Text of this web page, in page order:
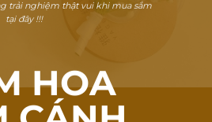
trải nghiệm thật vui khi mua sắm
tại đây !!!
HOA